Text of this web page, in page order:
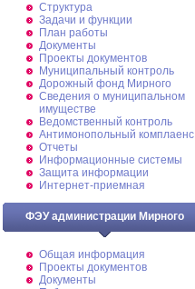
Структура
Задачи и функции
План работы
Документы
Проекты документов
Муниципальный контроль
Дорожный фонд Мирного
Cведения о муниципальном
имуществе
Ведомственный контроль
Антимонопольный комплаенс
Отчеты
Информационные системы
Защита информации
Интернет-приемная
ФЭУ администрации Мирного
Общая информация
Проекты документов
Документы